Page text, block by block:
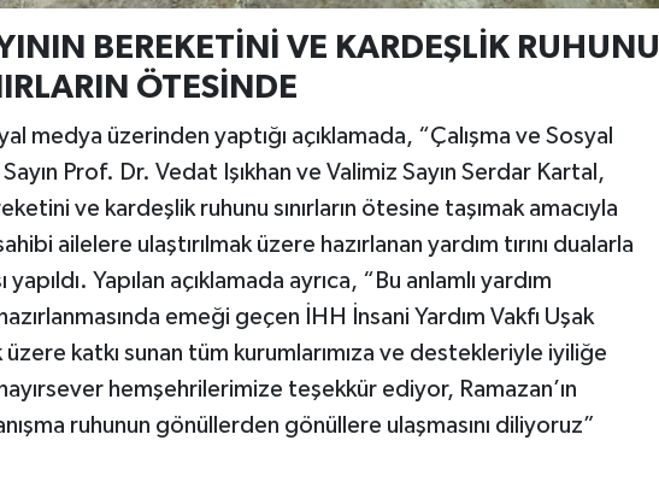
BEREKETİNİ VE KARDEŞLİK RUHUNU
ÖTESİNDE
medya üzerinden yaptığı açıklamada, “Çalışma ve Sosyal
Sayın Prof. Dr. Vedat Işıkhan ve Valimiz Sayın Serdar Kartal,
ve kardeşlik ruhunu sınırların ötesine taşımak amacıyla
ailelere ulaştırılmak üzere hazırlanan yardım tırını dualarla
yapıldı. Yapılan açıklamada ayrıca, “Bu anlamlı yardım
emeği geçen İHH İnsani Yardım Vakfı Uşak
katkı sunan tüm kurumlarımıza ve destekleriyle iyiliğe
hemşehrilerimize teşekkür ediyor, Ramazan’ın
ruhunun gönüllerden gönüllere ulaşmasını diliyoruz”